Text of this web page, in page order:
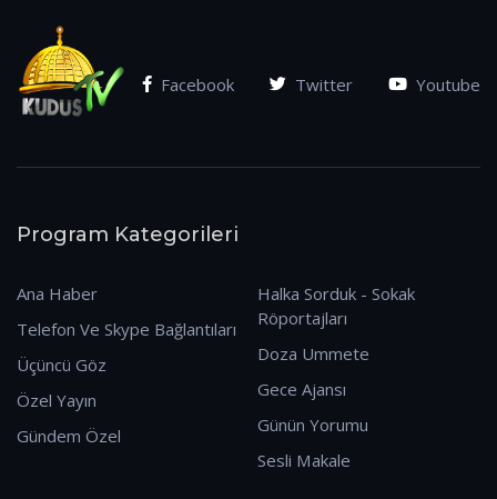
Facebook Twitter Youtube
Program Kategorileri
Ana Haber
Telefon Ve Skype Bağlantıları
Üçüncü Göz
Özel Yayın
Gündem Özel
Halka Sorduk - Sokak
Röportajları
Doza Ummete
Gece Ajansı
Günün Yorumu
Sesli Makale